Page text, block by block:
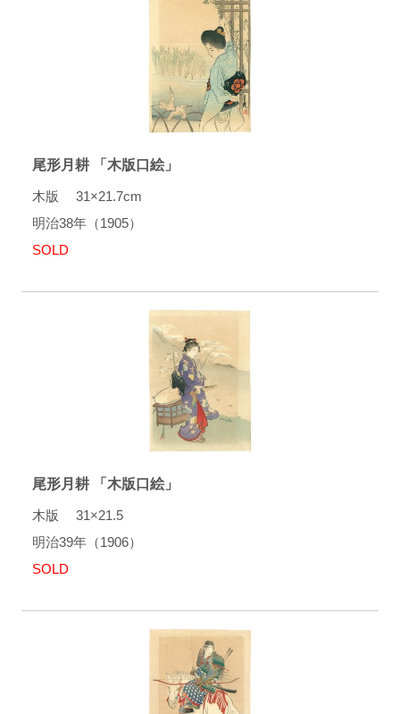
尾形月耕 「木版口絵」
木版 31×21.7cm
明治38年（1905）
SOLD
尾形月耕 「木版口絵」
木版 31×21.5
明治39年（1906）
SOLD